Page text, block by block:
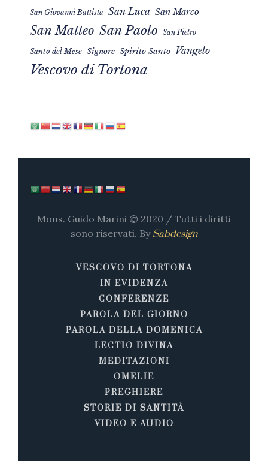
San Giovanni Battista San Luca San Marco
San Matteo San Paolo San Pietro
Santo del Mese Signore Spirito Santo Vangelo
Vescovo di Tortona
Mons. Guido Marini © 2020 / Tutti i diritti
sono riservati. By Sabdesign
VESCOVO DI TORTONA
IN EVIDENZA
CONFERENZE
PAROLA DEL GIORNO
PAROLA DELLA DOMENICA
LECTIO DIVINA
MEDITAZIONI
OMELIE
PREGHIERE
STORIE DI SANTITÀ
VIDEO E AUDIO